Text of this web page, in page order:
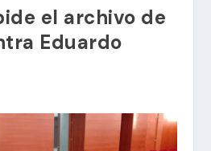
el archivo de
Eduardo